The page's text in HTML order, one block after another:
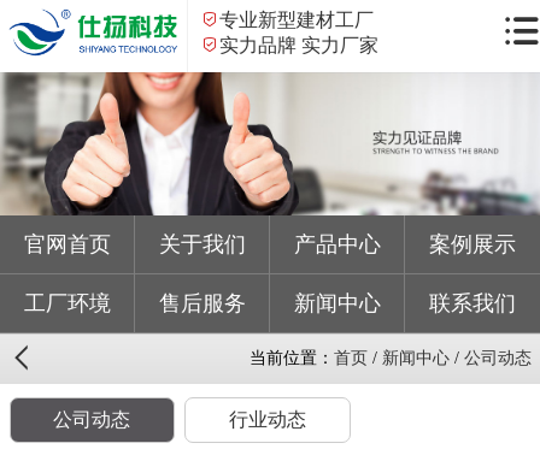
专业新型建材工厂
实力品牌 实力厂家
官网首页 关于我们 产品中心 案例展示
工厂环境 售后服务 新闻中心 联系我们
当前位置： 首页 / 新闻中心 / 公司动态
公司动态 行业动态